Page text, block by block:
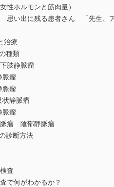
ホルモンと筋肉量）
出に残る患者さん 「先生、ア
治療
種類
肢静脈瘤
瘤
瘤
静脈瘤
瘤
瘤 陰部静脈瘤
診断方法
査
何がわかるか？